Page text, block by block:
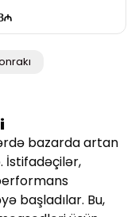
bazarda artan
İstifadəçilər,
başladılar. Bu,